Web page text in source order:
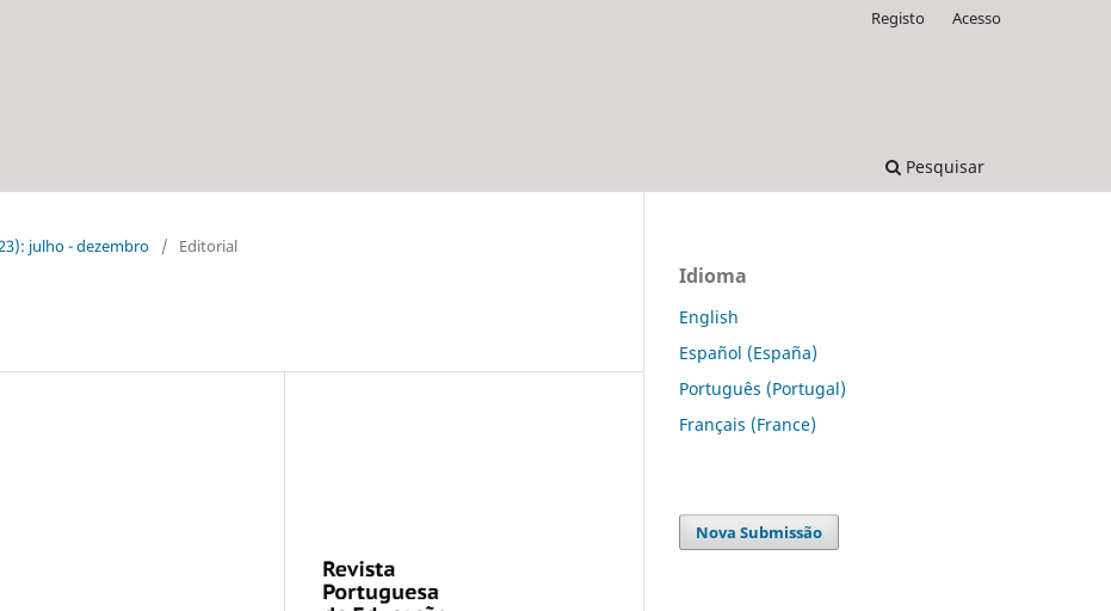
Pesquisar
Registo Acesso
julho - dezembro / Editorial
Idioma
English
Español (España)
Português (Portugal)
Français (France)
Nova Submissão